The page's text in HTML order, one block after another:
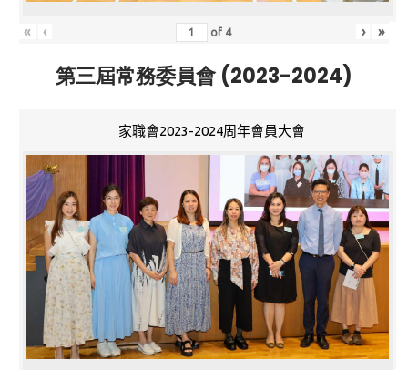
« ‹ of 4 › »
第三屆常務委員會 (2023-2024)
家職會2023-2024周年會員大會